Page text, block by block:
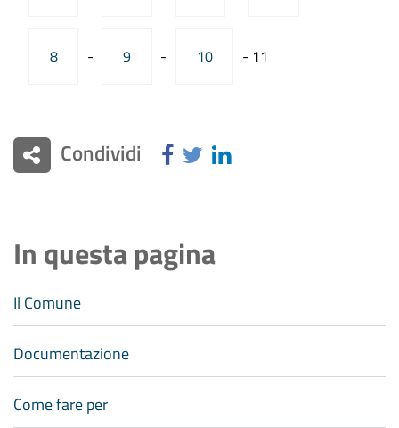
8 - 9 - 10 - 11
Condividi
In questa pagina
Il Comune
Documentazione
Come fare per